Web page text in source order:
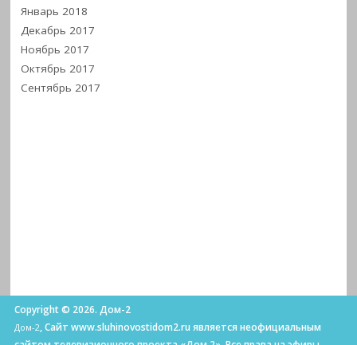
Январь 2018
Декабрь 2017
Ноябрь 2017
Октябрь 2017
Сентябрь 2017
Copyright © 2026. Дом-2
Дом-2, Сайт www.sluhinovostidom2.ru является неофициальным